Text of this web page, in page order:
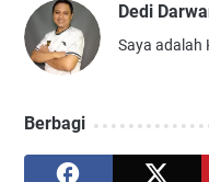
Dedi
Saya adalah
Berbagi